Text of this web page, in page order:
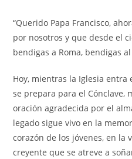
“Querido Papa Francisco,
por nosotros y que desde el
bendigas a Roma, bendigas
Hoy, mientras la Iglesia
se prepara para el Cónclave,
oración agradecida por el
legado sigue vivo en la
corazón de los jóvenes, en la
creyente que se atreve a